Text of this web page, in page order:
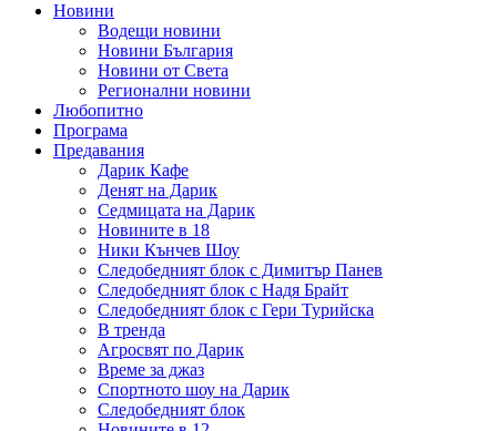
Новини
Водещи новини
Новини България
Новини от Света
Регионални новини
Любопитно
Програма
Предавания
Дарик Кафе
Денят на Дарик
Седмицата на Дарик
Новините в 18
Ники Кънчев Шоу
Следобедният блок с Димитър Панев
Следобедният блок с Надя Брайт
Следобедният блок с Гери Турийска
В тренда
Агросвят по Дарик
Време за джаз
Спортното шоу на Дарик
Следобедният блок